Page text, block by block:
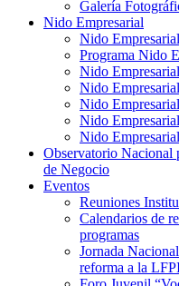
Galería
Nido Empresarial
Nido
Programa Nido
Nido
Nido
Nido
Nido
Nido
Observatorio Nacional
de Negocio
Eventos
Reuniones
Calendarios de
programas
Jornada
reforma a la